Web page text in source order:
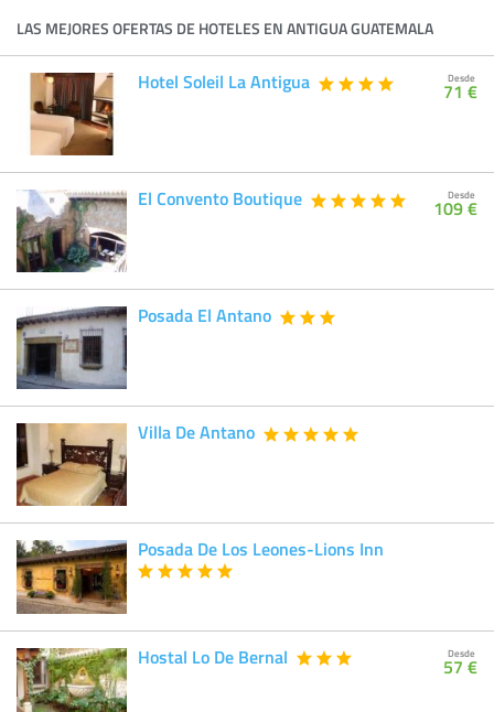
LAS MEJORES OFERTAS DE HOTELES EN ANTIGUA GUATEMALA
Hotel Soleil La Antigua Desde
71 €
El Convento Boutique Desde
109 €
Posada El Antano
Villa De Antano
Posada De Los Leones-Lions Inn
Hostal Lo De Bernal Desde
57 €